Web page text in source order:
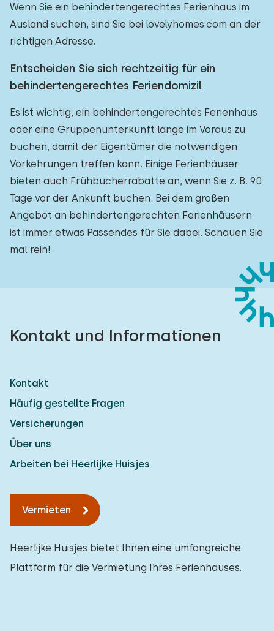
Wenn Sie ein behindertengerechtes Ferienhaus im
Ausland suchen, sind Sie bei lovelyhomes.com an der
richtigen Adresse.
Entscheiden Sie sich rechtzeitig für ein
behindertengerechtes Feriendomizil
Es ist wichtig, ein behindertengerechtes Ferienhaus
oder eine Gruppenunterkunft lange im Voraus zu
buchen, damit der Eigentümer die notwendigen
Vorkehrungen treffen kann. Einige Ferienhäuser
bieten auch Frühbucherrabatte an, wenn Sie z. B. 90
Tage vor der Ankunft buchen. Bei dem großen
Angebot an behindertengerechten Ferienhäusern
ist immer etwas Passendes für Sie dabei. Schauen Sie
mal rein!
Kontakt und Informationen
Kontakt
Häufig gestellte Fragen
Versicherungen
Über uns
Arbeiten bei Heerlijke Huisjes
Vermieten
Heerlijke Huisjes bietet Ihnen eine umfangreiche
Plattform für die Vermietung Ihres Ferienhauses.